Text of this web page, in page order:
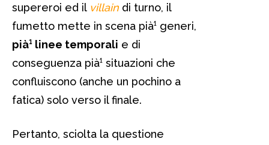
supereroi ed il villain di turno, il
fumetto mette in scena pià¹ generi,
pià¹ linee temporali e di
conseguenza pià¹ situazioni che
confluiscono (anche un pochino a
fatica) solo verso il finale.
Pertanto, sciolta la questione